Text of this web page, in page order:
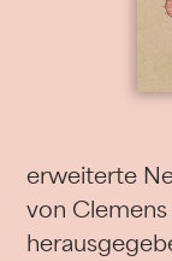
erweiterte
von Clemens